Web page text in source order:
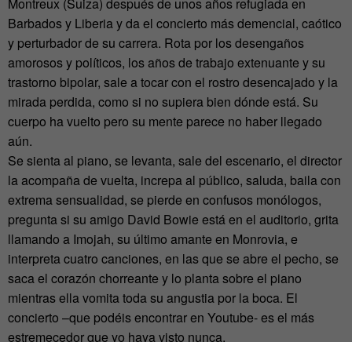
Montreux (Suiza) después de unos años refugiada en
Barbados y Liberia y da el concierto más demencial, caótico
y perturbador de su carrera. Rota por los desengaños
amorosos y políticos, los años de trabajo extenuante y su
trastorno bipolar, sale a tocar con el rostro desencajado y la
mirada perdida, como si no supiera bien dónde está. Su
cuerpo ha vuelto pero su mente parece no haber llegado
aún.
Se sienta al piano, se levanta, sale del escenario, el director
la acompaña de vuelta, increpa al público, saluda, baila con
extrema sensualidad, se pierde en confusos monólogos,
pregunta si su amigo David Bowie está en el auditorio, grita
llamando a Imojah, su último amante en Monrovia, e
interpreta cuatro canciones, en las que se abre el pecho, se
saca el corazón chorreante y lo planta sobre el piano
mientras ella vomita toda su angustia por la boca. El
concierto –que podéis encontrar en Youtube- es el más
estremecedor que yo haya visto nunca.